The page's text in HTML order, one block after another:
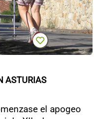
ASTURIAS
el apogeo